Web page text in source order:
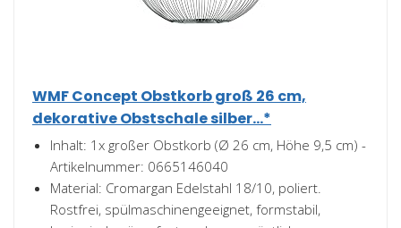
WMF Concept Obstkorb groß 26 cm,
dekorative Obstschale silber...*
Inhalt: 1x großer Obstkorb (Ø 26 cm, Höhe 9,5 cm) -
Artikelnummer: 0665146040
Material: Cromargan Edelstahl 18/10, poliert.
Rostfrei, spülmaschinengeeignet, formstabil,